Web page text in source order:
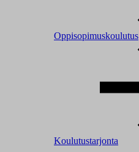
Oppisopimuskoulutus
Koulutustarjonta